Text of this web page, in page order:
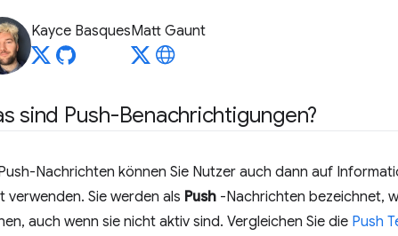
Kayce BasquesMatt Gaunt
sind Push-Benachrichtigungen?
Nachrichten können Sie Nutzer auch dann auf
verwenden. Sie werden als Push -Nachrichten bezeichnet,
auch wenn sie nicht aktiv sind. Vergleichen Sie die Push